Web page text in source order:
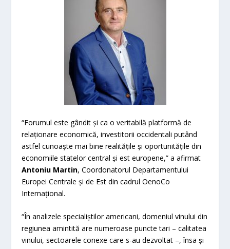
“Forumul este gândit și ca o veritabilă platformă de
relaționare economică, investitorii occidentali putând
astfel cunoaște mai bine realitățile și oportunitățile din
economiile statelor central și est europene,” a afirmat
Antoniu Martin, Coordonatorul Departamentului
Europei Centrale și de Est din cadrul OenoCo
Internațional.
“În analizele specialiștilor americani, domeniul vinului din
regiunea amintită are numeroase puncte tari – calitatea
vinului, sectoarele conexe care s-au dezvoltat –, însa și